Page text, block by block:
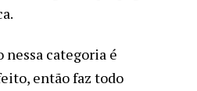
nessa categoria é
então faz todo